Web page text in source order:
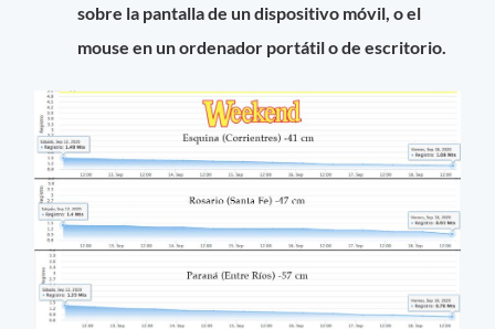
sobre la pantalla de un dispositivo móvil, o el
mouse en un ordenador portátil o de escritorio.